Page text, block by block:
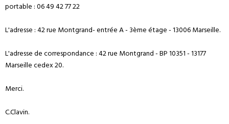
portable : 06 49 42 77 22
L'adresse : 42 rue Montgrand- entrée A - 3ème étage - 13006 Marseille.
L'adresse de correspondance : 42 rue Montgrand - BP 10351 - 13177
Marseille cedex 20.
Merci.
C.Clavin.